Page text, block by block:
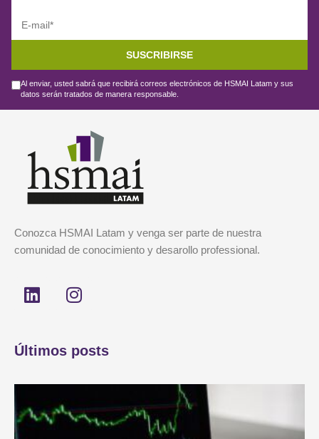
SUSCRIBIRSE
Al enviar, usted sabrá que recibirá correos electrónicos de HSMAI Latam y sus
datos serán tratados de manera responsable.
Conozca HSMAI Latam y venga ser parte de nuestra
comunidad de conocimiento y desarollo professional.
L
i
e
n
I
n
a
a
m
Últimos posts